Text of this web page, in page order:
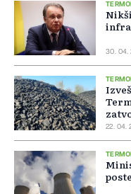
30. 04.
22. 04.